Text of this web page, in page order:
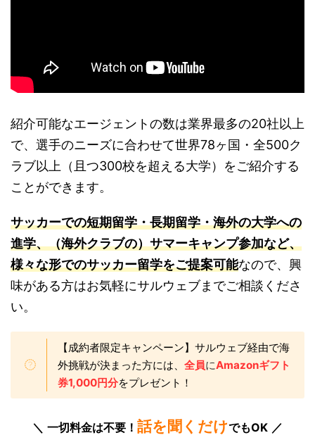
紹介可能なエージェントの数は業界最多の20社以上
で、選手のニーズに合わせて世界78ヶ国・全500ク
ラブ以上（且つ300校を超える大学）をご紹介する
ことができます。
サッカーでの短期留学・長期留学・海外の大学への
進学、（海外クラブの）サマーキャンプ参加など、
様々な形でのサッカー留学をご提案可能なので、興
味がある方はお気軽にサルウェブまでご相談くださ
い。
【成約者限定キャンペーン】サルウェブ経由で海
外挑戦が決まった方には、 全員にAmazonギフト
券1,000円分をプレゼント！
一切料金は不要！ 話を聞くだけでもOK